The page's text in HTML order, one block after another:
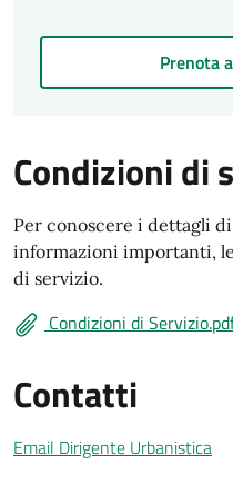
Prenota
Condizioni di
Per conoscere i dettagli
informazioni importanti,
di servizio.
Condizioni di
Contatti
Email Dirigente Urbanistica